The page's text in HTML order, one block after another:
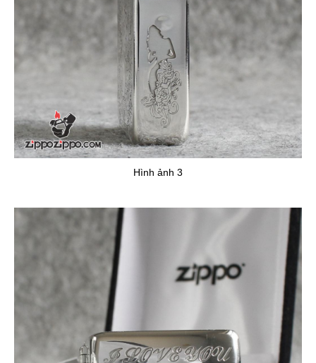
Hình ảnh 3